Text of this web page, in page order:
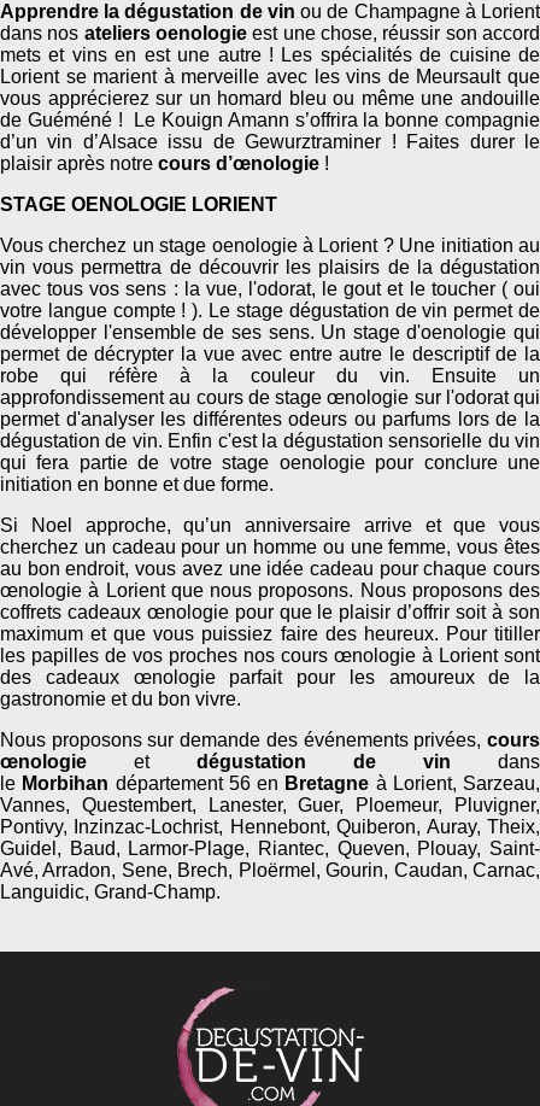
Apprendre la dégustation de vinou de Champagne à Lorient
dans nos ateliers oenologie est une chose, réussir son accord
mets et vins en est une autre ! Les spécialités de cuisine de
Lorient se marient à merveille avec les vins de Meursault que
vous apprécierez sur un homard bleu ou même une andouille
de Guéméné ! Le Kouign Amann s’offrira la bonne compagnie
d’un vin d’Alsace issu de Gewurztraminer ! Faites durer le
plaisir après notre cours d’œnologie !
STAGE OENOLOGIE LORIENT
Vous cherchez un stage oenologie à Lorient ? Une initiation au
vin vous permettra de découvrir les plaisirs de la dégustation
avec tous vos sens : la vue, l'odorat, le gout et le toucher ( oui
votre langue compte ! ). Le stage dégustation de vin permet de
développer l'ensemble de ses sens. Un stage d'oenologie qui
permet de décrypter la vue avec entre autre le descriptif de la
robe qui réfère à la couleur du vin. Ensuite un
approfondissement au cours de stage œnologie sur l'odorat qui
permet d'analyser les différentes odeurs ou parfums lors de la
dégustation de vin. Enfin c'est la dégustation sensorielle du vin
qui fera partie de votre stage oenologie pour conclure une
initiation en bonne et due forme.
Si Noel approche, qu’un anniversaire arrive et que vous
cherchez un cadeau pour un homme ou une femme, vous êtes
au bon endroit, vous avez une idée cadeau pour chaque cours
œnologie à Lorient que nous proposons. Nous proposons des
coffrets cadeaux œnologie pour que le plaisir d’offrir soit à son
maximum et que vous puissiez faire des heureux. Pour titiller
les papilles de vos proches nos cours œnologie à Lorient sont
des cadeaux œnologie parfait pour les amoureux de la
gastronomie et du bon vivre.
Nous proposons sur demande des événements privées, cours
œnologie etdégustation de vin dans
le Morbihan département 56 en Bretagne à Lorient, Sarzeau,
Vannes, Questembert, Lanester, Guer, Ploemeur, Pluvigner,
Pontivy, Inzinzac-Lochrist, Hennebont, Quiberon, Auray, Theix,
Guidel, Baud, Larmor-Plage, Riantec, Queven, Plouay, Saint-
Avé, Arradon, Sene, Brech, Ploërmel, Gourin, Caudan, Carnac,
Languidic, Grand-Champ.